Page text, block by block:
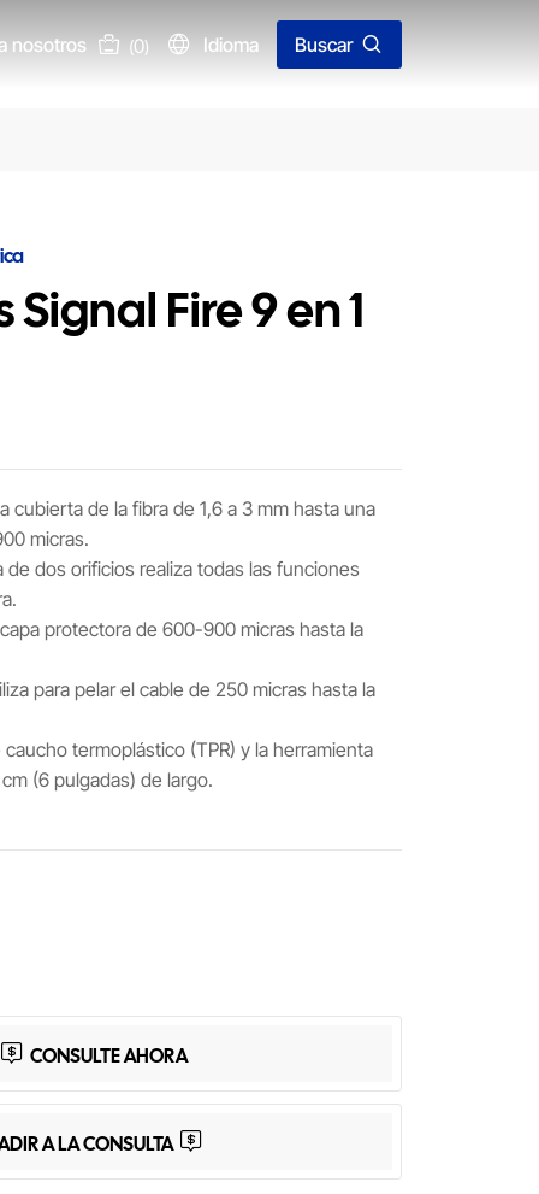
nosotros (0) Idioma Buscar
Fire 9 en 1
cubierta de la fibra de 1,6 a 3 mm hasta una
micras.
de dos orificios realiza todas las funciones
protectora de 600-900 micras hasta la
para pelar el cable de 250 micras hasta la
termoplástico (TPR) y la herramienta
(6 pulgadas) de largo.
CONSULTE AHORA
A LA CONSULTA